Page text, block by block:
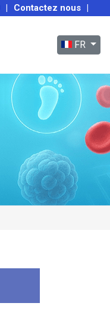
| Contactez nous |
FR